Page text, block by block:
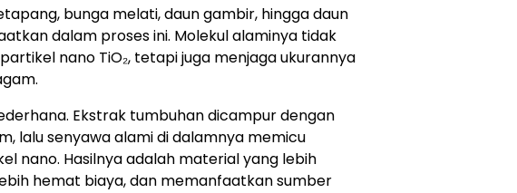
bunga melati, daun gambir, hingga daun
dalam proses ini. Molekul alaminya tidak
nano TiO₂, tetapi juga menjaga ukurannya
Ekstrak tumbuhan dicampur dengan
lalu senyawa alami di dalamnya memicu
nano. Hasilnya adalah material yang lebih
hemat biaya, dan memanfaatkan sumber